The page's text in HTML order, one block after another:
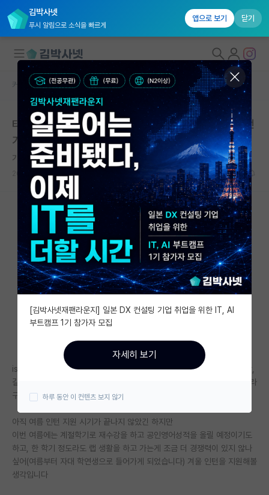
김박사넷
푸시 알림으로 소식을 빠르게
앱으로 보기 닫기
대학원생 모집
국내대학원 정보
연구실&오픈랩
커뮤니티
커뮤니티 홈
전체글보기
베스트 게시판
IF 명예의전당
자유 게시판(아무개랩)
미국 유학 게시판
미국 대학원 합격 후기 게시판
대학원생 모집 게시판
연구실(PI) 홍보 게시판
석박사 채용 정보 게시판
임용 정보 게시판
커뮤니티 홈 자유 게시판(아무개랩)
타대 겨울 인턴 지원시기 한참 전에 메일 보내보는 거 어떤
가요?
기쁜 레프 톨스토이
2026.05.20 605
ist로 대학원을 가고 싶어 둘러보니 석사부터 시작하기 보다는 짧으면 방학,
길면 한학기 정도를 인턴 생활을 하는 것을 교수님들께서 적극 권장하시더라
구요
아직 여름 인턴 지원 시기가 끝나지 않았긴 하지만
이번 여름에는 계절학기로 재수강을 하고 공인영어성적을 올릴 예정이기도
하고, 한 학기 정도라도 랩 생활을 하고 가는게 조금 더 경쟁력이 있지 않나
싶어(여름부터 자대 학연생으로 들어가게 되었습니다) 겨울 인턴을 지원해볼
생각입니다
[김박사넷재팬라운지] 일본 DX 컨설팅 기업 취업을 위한 IT, AI
부트캠프 1기 참가자 모집
자세히 보기
하루 동안 이 컨텐츠 보지 않기